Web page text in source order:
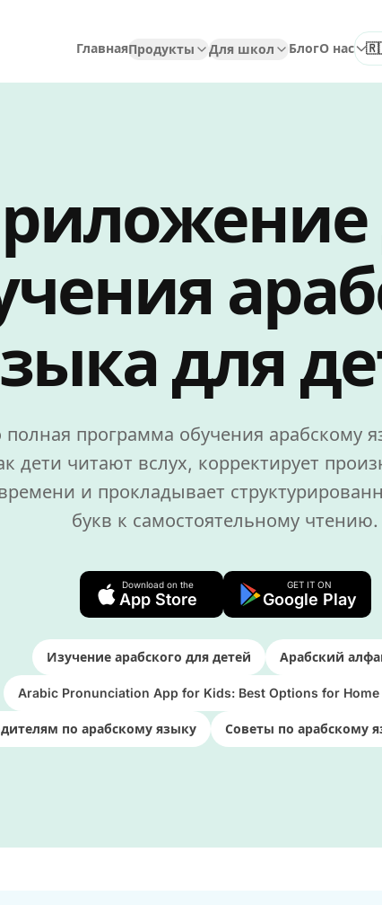
ГлавнаяПродукты Для школ БлогО нас
для
программа обучения арабскому
дети читают вслух, корректирует
и прокладывает
букв к самостоятельному чтению.
Download on the
App Store
GET IT ON
Google Play
Изучение арабского для детей Арабский
Arabic Pronunciation App for Kids: Best Options for Home
по арабскому языку Советы по арабскому